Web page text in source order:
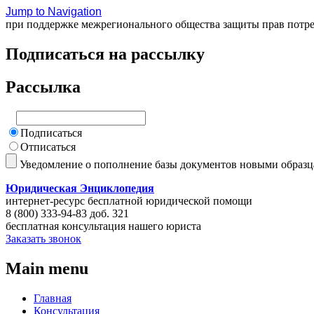
Jump to Navigation
при поддержке межрегионального общества защиты прав
Подписаться на рассылку
Рассылка
Подписаться
Отписаться
Уведомление о пополнение базы документов новыми
Юридическая Энциклопедия
интернет-ресурс бесплатной юридической помощи
8 (800) 333-94-83 доб. 321
бесплатная консультация нашего юриста
Заказать звонок
Main menu
Главная
Консультация